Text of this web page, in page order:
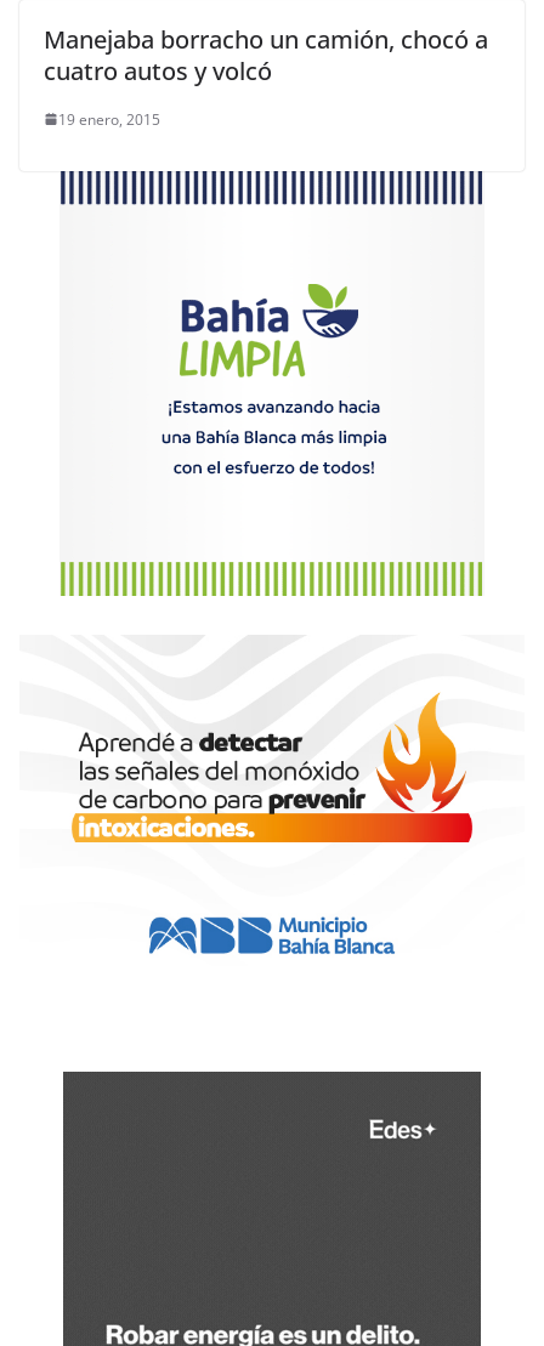
Manejaba borracho un camión, chocó a
cuatro autos y volcó
19 enero, 2015